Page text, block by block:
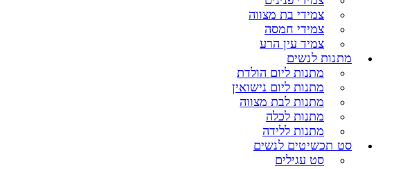
צמידי בת מצווה
צמידי חמסה
צמיד עין הרע
מתנות לנשים
מתנות ליום הולדת
מתנות ליום נישואין
מתנות לבת מצווה
מתנות לכלה
מתנות ללידה
סט תכשיטים לנשים
סט עגילים